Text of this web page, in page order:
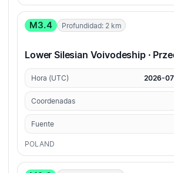
M3.4 Profundidad: 2 km
Lower Silesian Voivodeship ·
Hora (UTC) 2026-
Coordenadas
Fuente
POLAND